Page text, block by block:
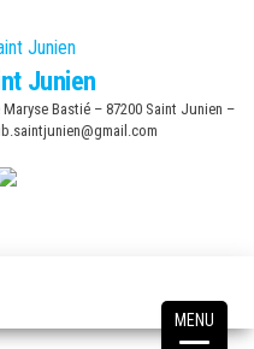
Junien
Bastié – 87200 Saint Junien –
MENU